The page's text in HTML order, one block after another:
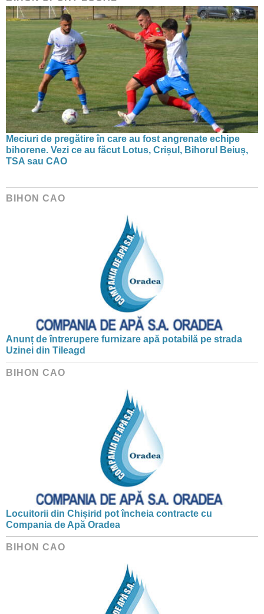
Meciuri de pregătire în care au fost angrenate echipe
bihorene. Vezi ce au făcut Lotus, Crișul, Bihorul Beiuș,
TSA sau CAO
BIHON CAO
Anunț de întrerupere furnizare apă potabilă pe strada
Uzinei din Tileagd
BIHON CAO
Locuitorii din Chișirid pot încheia contracte cu
Compania de Apă Oradea
BIHON CAO